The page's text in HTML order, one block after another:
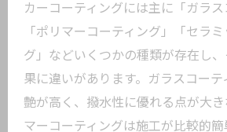
カーコーティングには主に「ガラス
「ポリマーコーティング」「セラ
グ」などいくつかの種類が存在し
果に違いがあります。ガラスコーテ
艶が高く、撥水性に優れる点が大き
マーコーティングは施工が比較的